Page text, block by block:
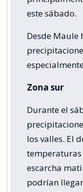
este sábado.
Desde Maule
Zona sur
Durante el
los valles. El
temperaturas
escarcha
podrían